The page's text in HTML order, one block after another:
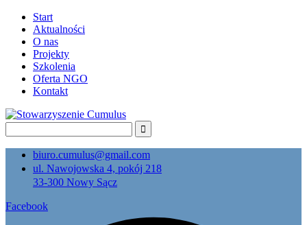
Start
Aktualności
O nas
Projekty
Szkolenia
Oferta NGO
Kontakt
biuro.cumulus@gmail.com
ul. Nawojowska 4, pokój 218
33-300 Nowy Sącz
Facebook